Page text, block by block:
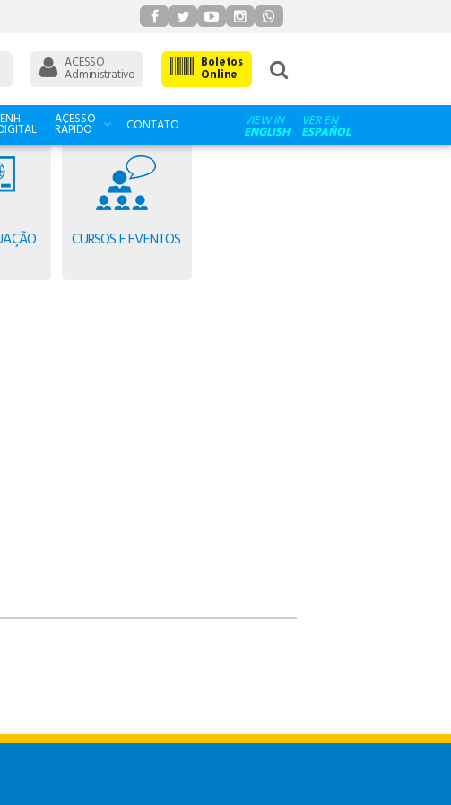
ACESSO
Administrativo
Boletos
Online
ACESSO
RÁPIDO CONTATO VIEW IN
ENGLISH
VER EN
ESPAÑOL
CURSOS E EVENTOS